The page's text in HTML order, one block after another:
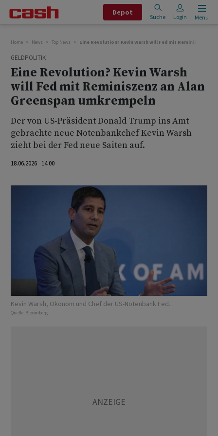
Depot
Suche Login Menu
Home News Top News Eine Revolution? Kevin Warsh will Fed mit Reminiszenz an
GELDPOLITIK
Eine Revolution? Kevin Warsh
will Fed mit Reminiszenz an Alan
Greenspan umkrempeln
Der von US-Präsident Donald Trump ins Amt
gebrachte ‌neue Notenbankchef ⁠Kevin Warsh
zieht bei der Fed neue Saiten auf.
18.06.2026 14:00
Kevin Warsh, Ökonom und Chef der US-Notenbank Fed.
Quelle: Bloomberg